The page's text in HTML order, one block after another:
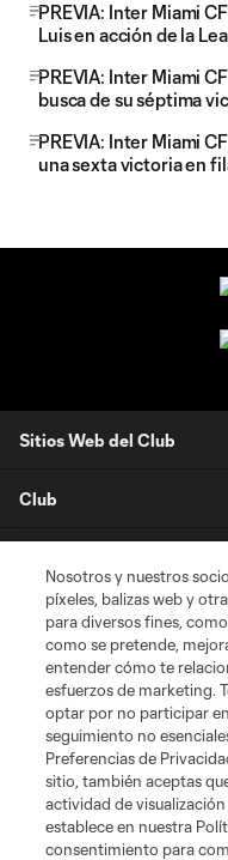
PREVIA: Inter Miami
Luis en acción de la
PREVIA: Inter Miami
busca de su séptima
PREVIA: Inter Miami
una sexta victoria en
Sitios Web del Club
Club
News
MLSSOCCER.COM
Nosotros y nuestros
píxeles, balizas web y
para diversos fines,
como se pretende,
entender cómo te
esfuerzos de marketing.
optar por no participar
seguimiento no
Preferencias de
sitio, también aceptas
actividad de
establece en nuestra
consentimiento para